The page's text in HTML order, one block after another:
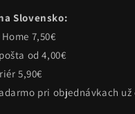
Slovensko:
7,50€
od 4,00€
5,90€
pri objednávkach už